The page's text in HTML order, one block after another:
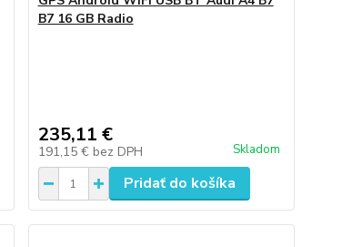
B7 16 GB Radio
235,11 €
191,15 € bez DPH Skladom
Pridať do košíka